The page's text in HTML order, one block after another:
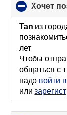
хочет
Tan из
лет
Чтобы
общаться с
надо войти
или